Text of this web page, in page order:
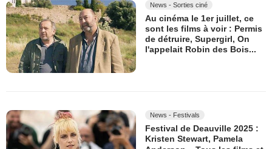
News - Sorties ciné
Au cinéma le 1er juillet, ce
sont les films à voir : Permis
de détruire, Supergirl, On
l'appelait Robin des Bois...
News - Festivals
Festival de Deauville 2025 :
Kristen Stewart, Pamela